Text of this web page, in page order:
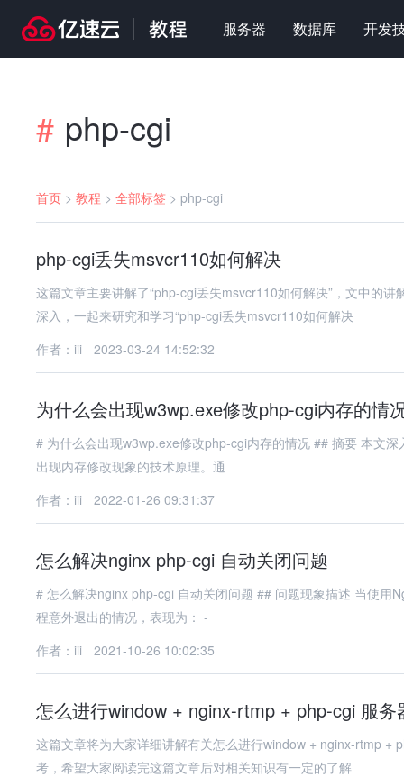
服务器 数据库 开发
# php-cgi
首页 > 教程 > 全部标签 > php-cgi
php-cgi丢失msvcr110如何解决
这篇文章主要讲解了“php-cgi丢失msvcr110如何解决”，文中的
深入，一起来研究和学习“php-cgi丢失msvcr110如何解决
作者：iii
2023-03-24 14:52:32
为什么会出现w3wp.exe修改php-cgi内存的情
# 为什么会出现w3wp.exe修改php-cgi内存的情况 ## 摘要 本文深入探讨了Windows Server环境中w3wp.exe进程与php-cgi进程交互时
出现内存修改现象的技术原理。通
作者：iii
2022-01-26 09:31:37
怎么解决nginx php-cgi 自动关闭问题
# 怎么解决nginx php-cgi 自动关闭问题 ## 问题现象描述 当使用Nginx搭配PHP-FPM（FastCGI进程管理器）时，常会遇到`php-cgi`进
程意外退出的情况，表现为： -
作者：iii
2021-10-26 10:02:35
怎么进行window + nginx-rtmp + php-cgi 服务
这篇文章将为大家详细讲解有关怎么进行window + nginx-rtmp +
考，希望大家阅读完这篇文章后对相关知识有一定的了解